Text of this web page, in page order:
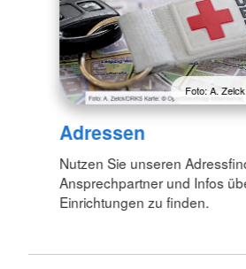
Foto: A.
Adressen
Nutzen Sie unseren
Ansprechpartner und Infos
Einrichtungen zu finden.